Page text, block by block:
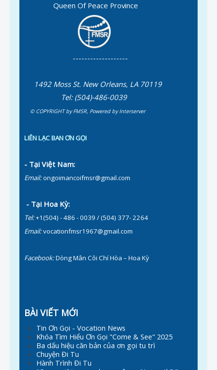
Queen Of Peace Province
-------------------
1492 Moss St. New Orleans, LA 70119
Tel: (504)-486-0039
© COPYRIGHT by FMSR, Powered byInterserver
LIÊN LẠC BAN ƠN GỌI
- Tại Việt Nam:
Email:ongoimancoifmsr@gmail.com
- Tại Hoa Kỳ:
Tel:+1(504) - 486 - 0039 / (504) 377- 2264
Email:vocationfmsr1967@gmail.com
Facebook:Dòng Mân Côi Chí Hòa – Hoa Kỳ
BÀI VIẾT MỚI
Tin Ơn Gọi - Vocation News
Khóa Tìm Hiểu Ơn Gọi "Come & See" 2025
Ba dấu hiệu căn bản của ơn gọi tu trì
Chuyện Đi Tu
Hành Trình Đi Tu